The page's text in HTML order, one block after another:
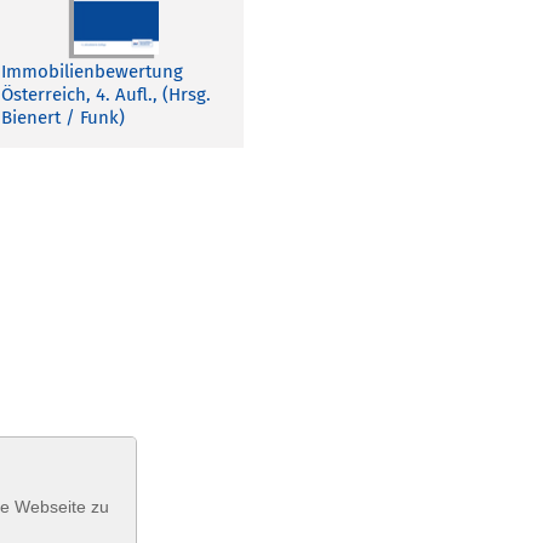
Immobilienbewertung
Österreich, 4. Aufl., (Hrsg.
Bienert / Funk)
Webseite zu